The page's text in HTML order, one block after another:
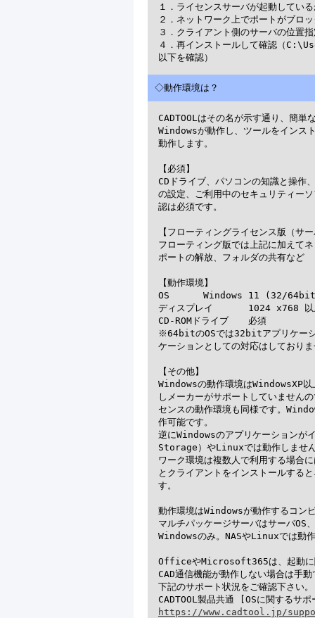
１．ライセンスサーバが起動してい
２．ネットワーク上でポートがブ
３．クライアント側のサーバの位置
４．再インストールして確認（
◇動作環境は？
CADTOOLはその名が示す通り、簡単
Windowsが動作し、ツールをインス
動作します。
【必須】
CDドライブ、パソコンの知識と操作
の設定、ご利用中のセキュリティー
認は必須です。
【フローティングライセンス版（サ
フローティング版では上記に加えて
ポートの解放、フォルダの共有など
【動作環境】
OS 	Windows 11 (32/64bit※)、Windows 10 (32/64bit※)、WindowsServer
ディスプレイ 	1024 x768 以上の解像度
CD-ROMドライブ 	必須
※64bitのOSでは32bitアプリケーシ
ケーションとしての対応はしており
【その他】
Windowsの動作環境はWindowsXP
しメーカーがサポートしていません
センスの動作環境も同様です。
作可能です。
逆にWindowsのアプリケーション
Storage）やLinuxでは動作しません
ワーク環境は複数人で利用する場合
とクライアントをインストールする
す。
動作環境はWindowsが動作するコン
マルチパッケージサーバはサーバ
Windowsのみ。NASやLinuxでは動
OfficeやMicrosoft365は、起動に関
CAD通信機能が動作しない場合は手
下記のサポート状況をご確認下さい。
https://www.cadtool.jp/